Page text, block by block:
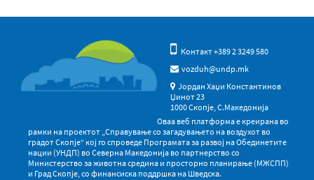
Контакт +389 2 3249 580
vozduh@undp.mk
Јордан Хаџи Константинов
Џинот 23
1000 Скопје, С.Македонија
Оваа веб платформа е креирана во
рамки на проектот „Справување со загадувањето на воздухот во
градот Скопје“ кој го спроведе Програмата за развој на Обединетите
нации (УНДП) во Северна Македонија во партнерство со
Министерство за животна средина и просторно планирање (МЖСПП)
и Град Скопје, со финансиска поддршка на Шведска.